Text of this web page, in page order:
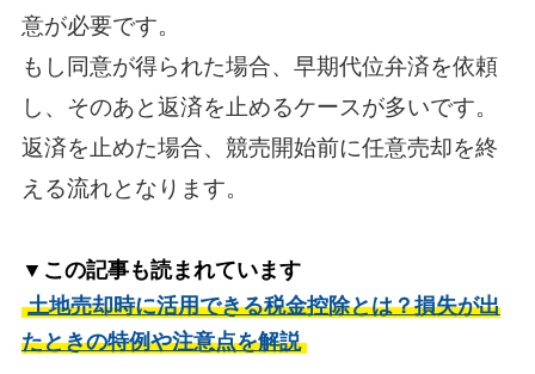
意が必要です。
もし同意が得られた場合、早期代位弁済を依頼
し、そのあと返済を止めるケースが多いです。
返済を止めた場合、競売開始前に任意売却を終
える流れとなります。
▼この記事も読まれています
土地売却時に活用できる税金控除とは？損失が出
たときの特例や注意点を解説